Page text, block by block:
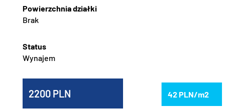
Brak
Wynajem
2200 42